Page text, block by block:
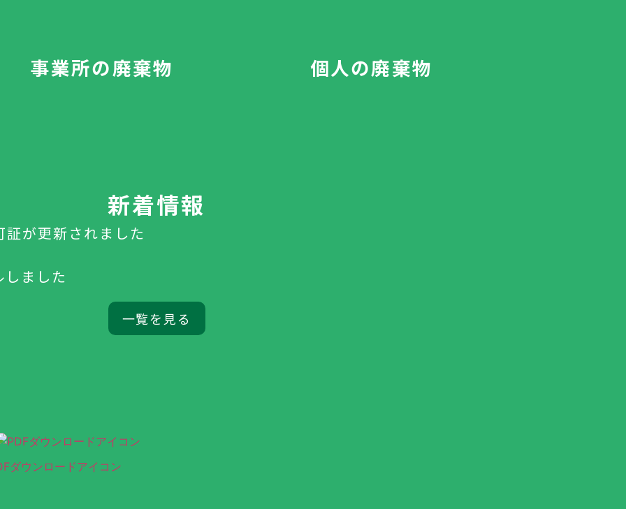
事業所の廃棄物 個人の廃棄物
新着情報
が更新されました
ました
一覧を見る